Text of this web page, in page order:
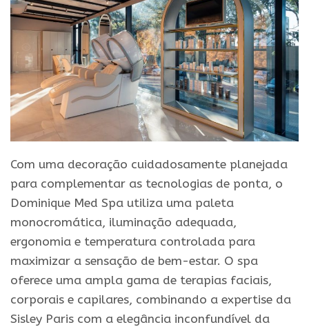
Com uma decoração cuidadosamente planejada
para complementar as tecnologias de ponta, o
Dominique Med Spa utiliza uma paleta
monocromática, iluminação adequada,
ergonomia e temperatura controlada para
maximizar a sensação de bem-estar. O spa
oferece uma ampla gama de terapias faciais,
corporais e capilares, combinando a expertise da
Sisley Paris com a elegância inconfundível da